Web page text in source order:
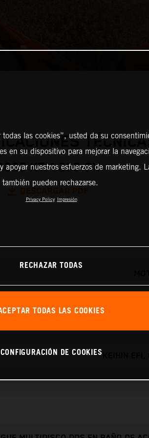
KTM 250 SX
KEIHIN
las cookies”, usted da su
en su dispositivo para mejorar la
apoyar nuestros esfuerzos de marketing.
también pueden rechazarse.
Privacy Policy Impresión
RECHAZAR TODAS
TODAS LAS COOKIES
CONFIGURACIÓN DE COOKIES